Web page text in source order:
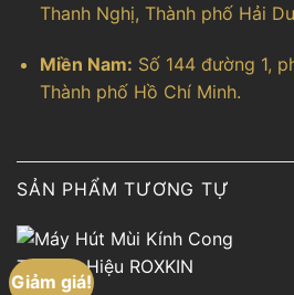
Thanh Nghị, Thành phố Hải
Miền Nam: Số 144 đường 1,
Thành phố Hồ Chí Minh.
SẢN PHẨM TƯƠNG TỰ
Giảm giá!